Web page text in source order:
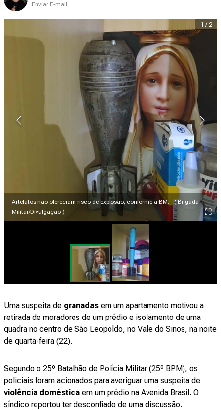
Enviar E-mail
Artefatos não ofereciam risco de explosão, conforme a BM. - ( Brigada
Militar/Divulgação )
1 / 2
Uma suspeita de granadas em um apartamento motivou a
retirada de moradores de um prédio e isolamento de uma
quadra no centro de São Leopoldo, no Vale do Sinos, na noite
de quarta-feira (22).
Segundo o 25º Batalhão de Polícia Militar (25º BPM), os
policiais foram acionados para averiguar uma suspeita de
violência doméstica em um prédio na Avenida Brasil. O
síndico reportou ter desconfiado de uma discussão.